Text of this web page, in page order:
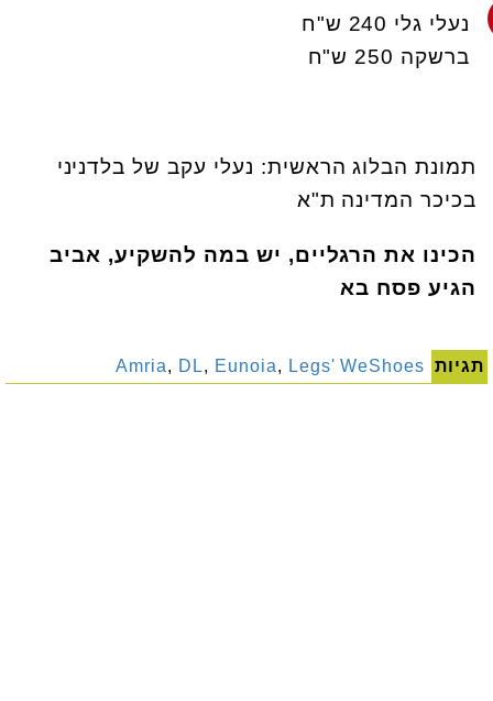
נעלי גלי 240 ש"ח
ברשקה 250 ש"ח
תמונת הבלוג הראשית: נעלי עקב של בלדניני
בכיכר המדינה ת"א
הכינו את הרגליים, יש במה להשקיע, אביב
הגיע פסח בא
תגיות Amria, DL, Eunoia, Legs' WeShoes